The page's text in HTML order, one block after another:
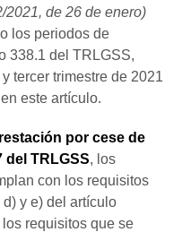
de 26 de enero)
los periodos de
338.1 del TRLGSS,
tercer trimestre de 2021
este artículo.
por cese de
del TRLGSS, los
con los requisitos
y e) del artículo
requisitos que se